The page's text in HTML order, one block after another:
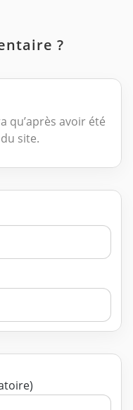
?
qu’après avoir été
site.
(obligatoire)